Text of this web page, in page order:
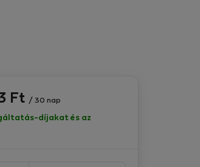
Ft / 30 nap
díjakat és az